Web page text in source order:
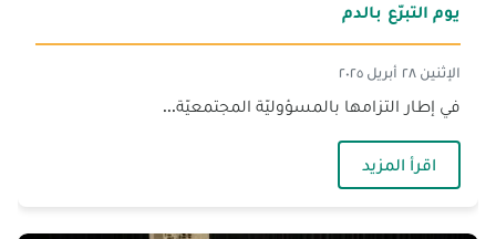
يوم التبرّع بالدم
الإثنين ٢٨ أبريل ٢٠٢٥
في إطار التزامها بالمسؤوليّة المجتمعيّة...
اقرأ المزيد